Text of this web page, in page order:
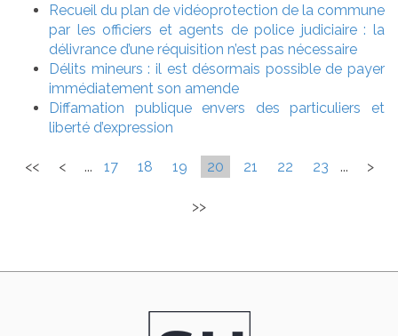
Recueil du plan de vidéoprotection de la commune
par les officiers et agents de police judiciaire : la
délivrance d’une réquisition n’est pas nécessaire
Délits mineurs : il est désormais possible de payer
immédiatement son amende
Diffamation publique envers des particuliers et
liberté d’expression
<< < ... 17 18 19 20 21 22 23 ... >
>>